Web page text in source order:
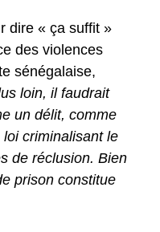
dire « ça suffit »
des violences
sénégalaise,
loin, il faudrait
un délit, comme
loi criminalisant le
de réclusion. Bien
prison constitue